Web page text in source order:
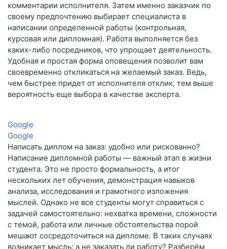
комментарии исполнителя. Затем именно заказчик по
своему предпочтению выбирает специалиста в
написании определенной работы (контрольная,
курсовая или дипломная). Работа выполняется без
каких-либо посредников, что упрощает деятельность.
Удобная и простая форма оповещения позволит вам
своевременно откликаться на желаемый заказ. Ведь,
чем быстрее придет от исполнителя отклик, тем выше
вероятность еще выбора в качестве эксперта.
Google
Google
Написать диплом на заказ: удобно или рискованно?
Написание дипломной работы — важный этап в жизни
студента. Это не просто формальность, а итог
нескольких лет обучения, демонстрация навыков
анализа, исследования и грамотного изложения
мыслей. Однако не все студенты могут справиться с
задачей самостоятельно: нехватка времени, сложности
с темой, работа или личные обстоятельства порой
мешают сосредоточиться на дипломе. В таких случаях
возникает мысль: а не заказать ли работу? Разберём